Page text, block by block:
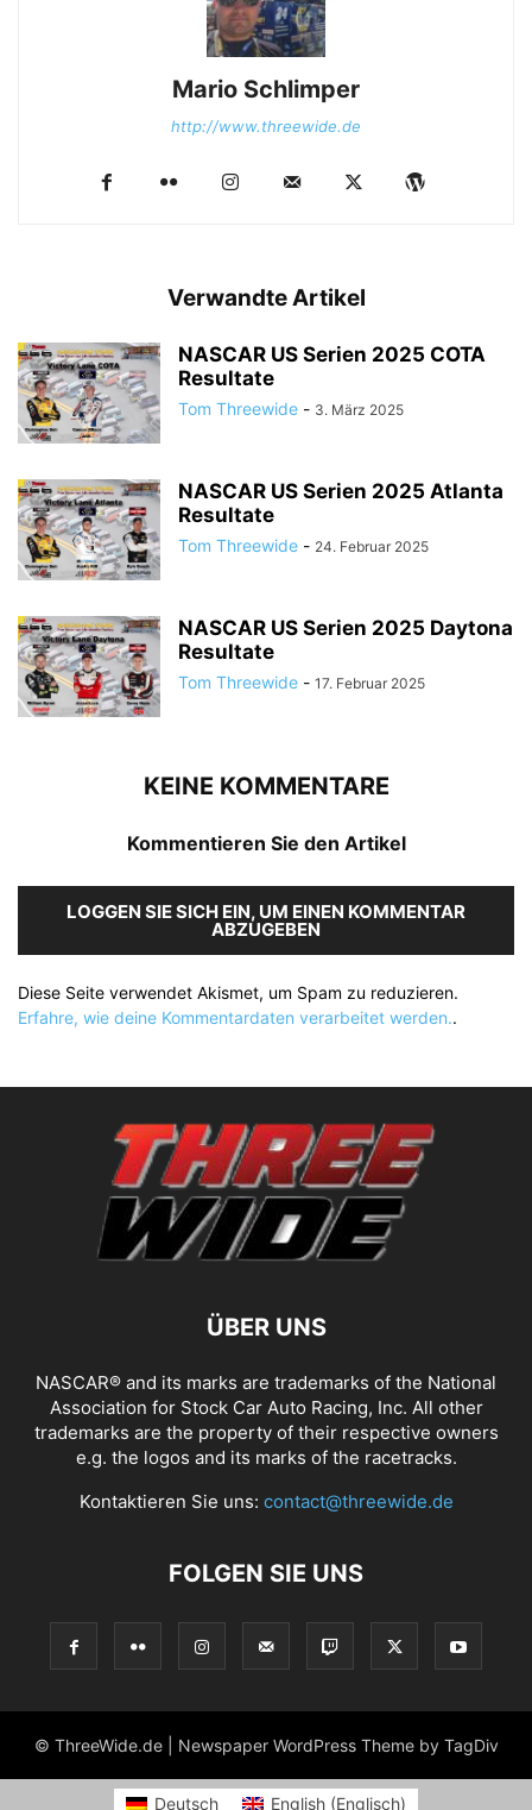
Mario Schlimper
http://www.threewide.de
Verwandte Artikel
NASCAR US Serien 2025 COTA
Resultate
Tom Threewide - 3. März 2025
NASCAR US Serien 2025 Atlanta
Resultate
Tom Threewide - 24. Februar 2025
NASCAR US Serien 2025 Daytona
Resultate
Tom Threewide - 17. Februar 2025
KEINE KOMMENTARE
Kommentieren Sie den Artikel
LOGGEN SIE SICH EIN, UM EINEN KOMMENTAR
ABZUGEBEN
Diese Seite verwendet Akismet, um Spam zu reduzieren.
Erfahre, wie deine Kommentardaten verarbeitet werden..
ÜBER UNS
NASCAR® and its marks are trademarks of the National
Association for Stock Car Auto Racing, Inc. All other
trademarks are the property of their respective owners
e.g. the logos and its marks of the racetracks.
Kontaktieren Sie uns: contact@threewide.de
FOLGEN SIE UNS
© ThreeWide.de | Newspaper WordPress Theme by TagDiv
Deutsch English(Englisch)